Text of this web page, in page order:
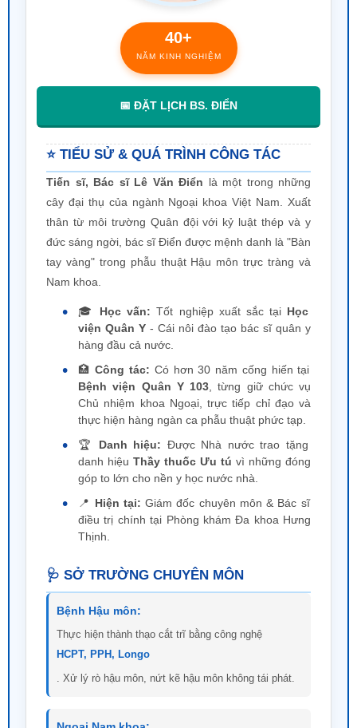
cây đại thụ của ngành Ngoại khoa Việt Nam. Xuất
thân từ môi trường Quân đội với kỷ luật thép và y
đức sáng ngời, bác sĩ Điển được mệnh danh là "Bàn
tay vàng" trong phẫu thuật Hậu môn trực tràng và
Nam khoa.
hàng đầu cả nước.
🏥Công tác:Có hơn 30 năm cống hiến tại
, từng giữ chức vụ
Chủ nhiệm khoa Ngoại, trực tiếp chỉ đạo và
thực hiện hàng ngàn ca phẫu thuật phức tạp.
🏆
Danh hiệu:
Được Nhà nước trao tặng
danh hiệuThầy thuốc Ưu túvì những đóng
góp to lớn cho nền y học nước nhà.
📍
Hiện tại:Giám đốc chuyên môn & Bác sĩ
điều trị chính tại Phòng khám Đa khoa Hưng
Thịnh.
🩺 SỞ TRƯỜNG CHUYÊN MÔN
Bệnh Hậu môn:
Thực hiện thành thạo cắt trĩ bằng công nghệ
HCPT, PPH, Longo
. Xử lý rò hậu môn, nứt kẽ hậu môn không tái phát.
Ngoại Nam khoa:
(cong, ngắn), điều trị giãn tĩnh mạch thừng tinh.
Điều trị sùi mào gà, giang mai, lậu bằng phác đồ đặc